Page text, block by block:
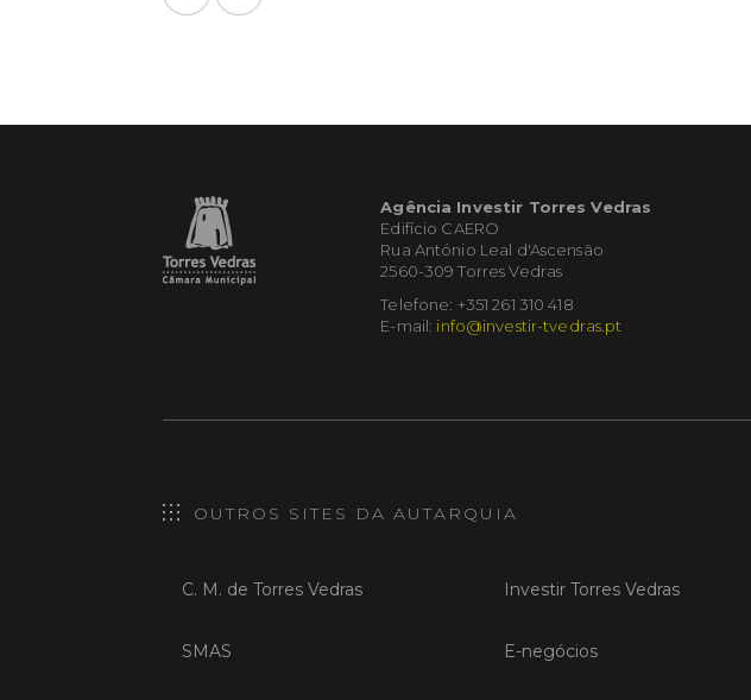
Agência Investir Torres Vedras
Edifício CAERO
Rua António Leal d'Ascensão
2560-309 Torres Vedras
Telefone: +351 261 310 418
E-mail: info@investir-tvedras.pt
OUTROS SITES DA AUTARQUIA
C. M. de Torres Vedras
SMAS
Investir Torres Vedras
E-negócios